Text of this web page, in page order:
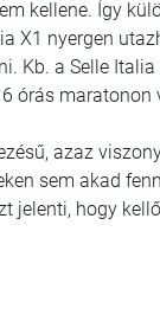
kellene. Így
X1 nyergen
Kb. a Selle
órás
azaz
sem akad
jelenti, hogy